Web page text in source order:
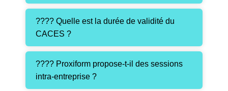
???? Quelle est la durée de validité du
CACES ?
???? Proxiform propose-t-il des sessions
intra-entreprise ?